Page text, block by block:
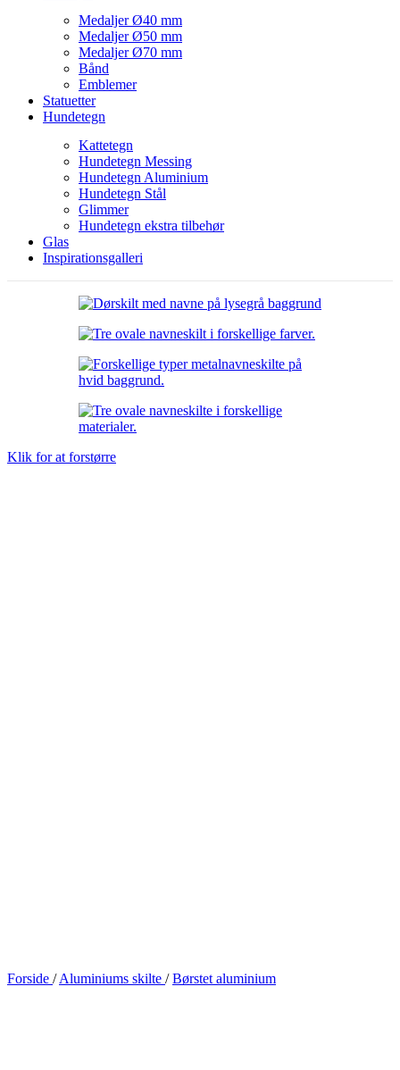
Medaljer Ø40 mm
Medaljer Ø50 mm
Medaljer Ø70 mm
Bånd
Emblemer
Statuetter
Hundetegn
Kattetegn
Hundetegn Messing
Hundetegn Aluminium
Hundetegn Stål
Glimmer
Hundetegn ekstra tilbehør
Glas
Inspirationsgalleri
Klik for at forstørre
Forside / Aluminiums skilte / Børstet aluminium